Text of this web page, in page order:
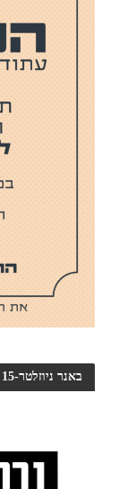
באנר ניוזלטר-15